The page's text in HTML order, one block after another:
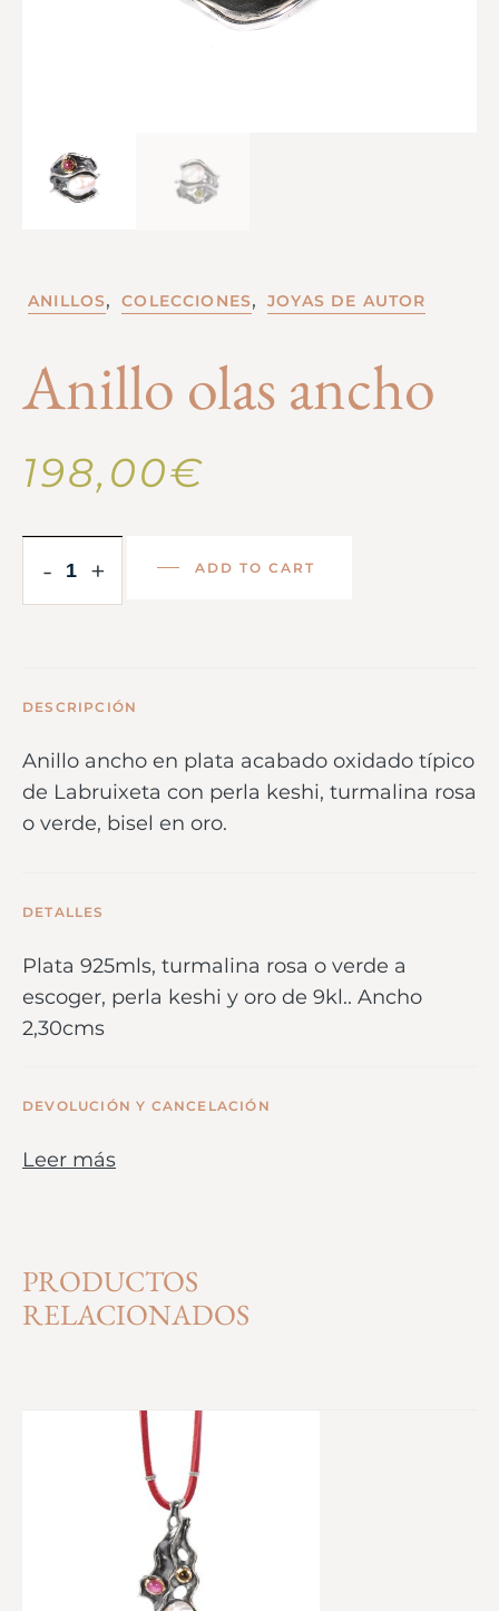
ANILLOS, COLECCIONES, JOYAS DE AUTOR
Anillo olas ancho
198,00€
- + ADD TO CART
DESCRIPCIÓN
Anillo ancho en plata acabado oxidado típico
de Labruixeta con perla keshi, turmalina rosa
o verde, bisel en oro.
DETALLES
Plata 925mls, turmalina rosa o verde a
escoger, perla keshi y oro de 9kl.. Ancho
2,30cms
DEVOLUCIÓN Y CANCELACIÓN
Leer más
PRODUCTOS
RELACIONADOS